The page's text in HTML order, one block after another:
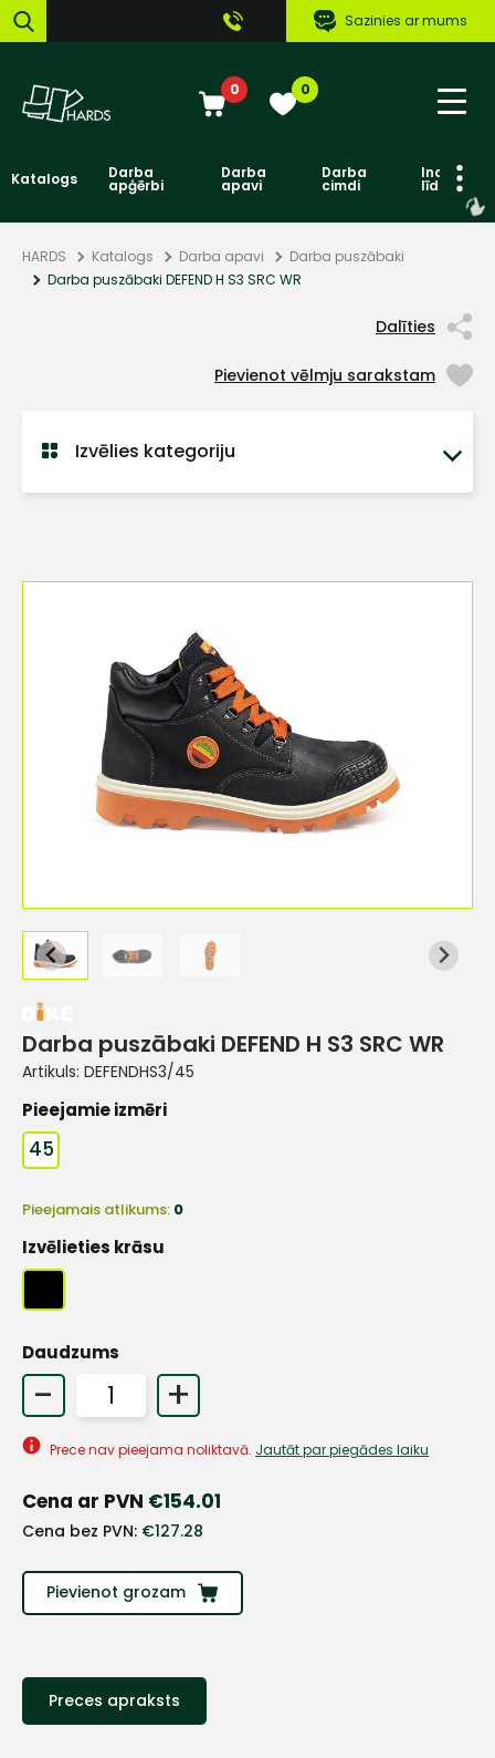
Sazinies ar mums
0 0
Katalogs Darba
apģērbi
Darba
apavi
Darba
cimdi līdzekļi
HARDS Katalogs Darba apavi
Darba puszābaki
Darba puszābaki DEFEND H S3 SRC WR
Dalīties
Pievienot vēlmju sarakstam
Izvēlies kategoriju
Darba puszābaki DEFEND H S3 SRC WR
Artikuls: DEFENDHS3/45
Pieejamie izmēri
45
Pieejamais atlikums: 0
Izvēlieties krāsu
Daudzums
- +
Prece nav pieejama noliktavā. Jautāt par piegādes laiku
Cena ar PVN €154.01
Cena bez PVN: €127.28
Pievienot grozam
Preces apraksts